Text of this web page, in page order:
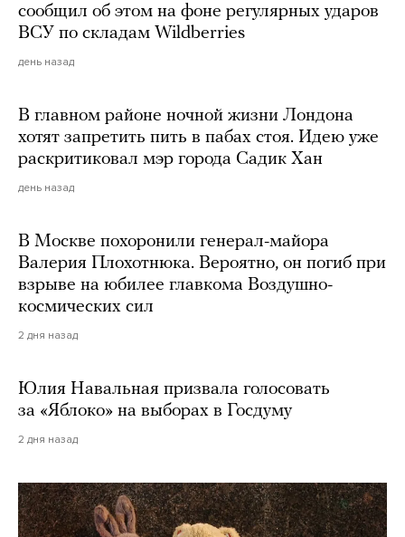
сообщил об этом на фоне регулярных ударов
ВСУ по складам Wildberries
день назад
В главном районе ночной жизни Лондона
хотят запретить пить в пабах стоя. Идею уже
раскритиковал мэр города Садик Хан
день назад
В Москве похоронили генерал-майора
Валерия Плохотнюка. Вероятно, он погиб при
взрыве на юбилее главкома Воздушно-
космических сил
2 дня назад
Юлия Навальная призвала голосовать
за «Яблоко» на выборах в Госдуму
2 дня назад